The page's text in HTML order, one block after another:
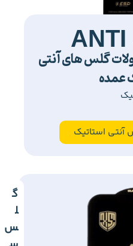
گلس های آنتی
عمده
آنتی استاتیک
گ
ل
س